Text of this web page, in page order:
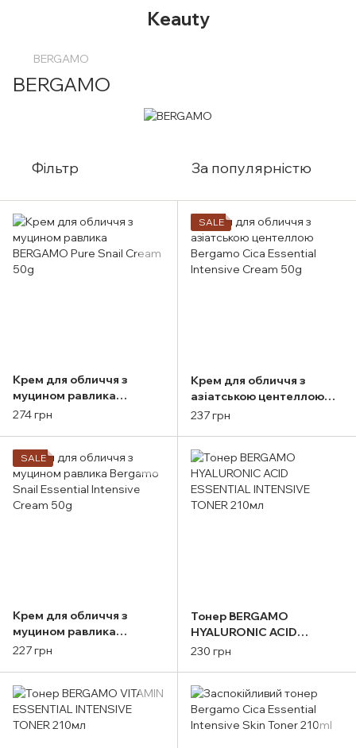
Keauty
BERGAMO
BERGAMO
Фільтр За популярністю
Крем для обличчя з
муцином равлика
BERGAMO Pure Snail
274 грн
SALE
Крем для обличчя з
азіатською центеллою
Bergamo Cica Essential
237 грн
SALE
Крем для обличчя з
муцином равлика
Bergamo Snail Essential
227 грн
Тонер BERGAMO
HYALURONIC ACID
ESSENTIAL INTENSIVE
230 грн